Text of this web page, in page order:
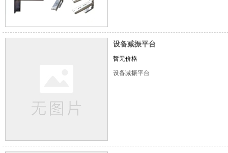
设备减振平台
暂无价格
设备减振平台